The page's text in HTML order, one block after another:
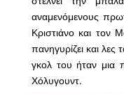
αναμενόμενους
Κριστιάνο και τον
πανηγυρίζει και
γκολ του ήταν μια
Χόλυγουντ.